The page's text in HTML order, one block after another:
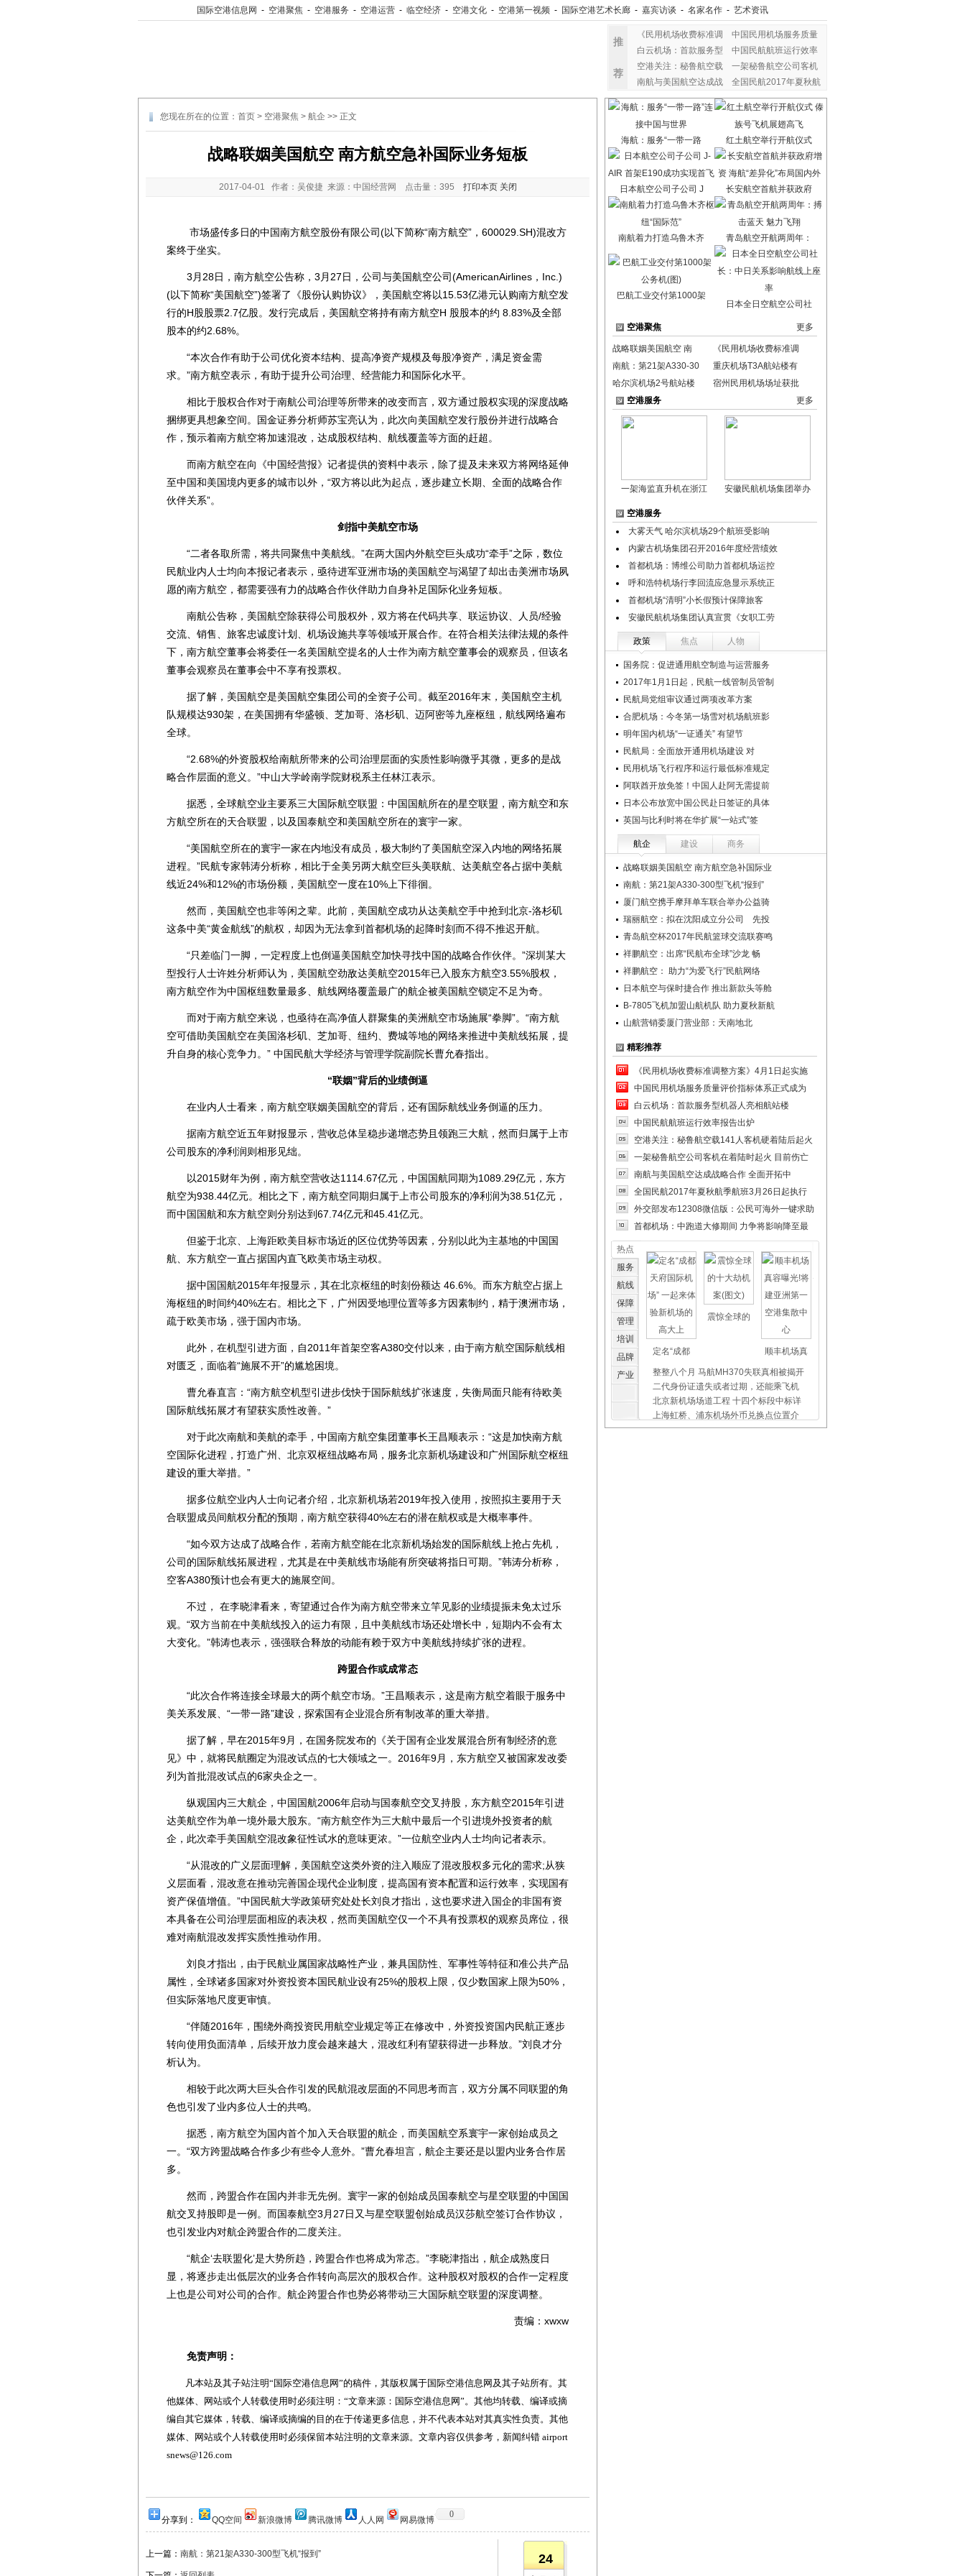
国际空港信息网 - 空港聚焦 - 空港服务 - 空港运营 - 临空经济 - 空港文化 - 空港第一视频 - 国际空港艺术长廊 - 嘉宾访谈 - 名家名作 - 艺术资讯
推
荐
《民用机场收费标准调
中国民用机场服务质量
白云机场：首款服务型
中国民航航班运行效率
空港关注：秘鲁航空载
一架秘鲁航空公司客机
南航与美国航空达成战
全国民航2017年夏秋航
您现在所在的位置： 首页 > 空港聚焦 > 航企 >> 正文
战略联姻美国航空 南方航空急补国际业务短板
2017-04-01 作者：吴俊捷 来源：中国经营网 点击量： 395 打印本页 关闭
市场盛传多日的中国南方航空股份有限公司(以下简称“南方航空”，600029.SH)混改方
案终于坐实。
3月28日，南方航空公告称，3月27日，公司与美国航空公司(AmericanAirlines，Inc.)
(以下简称“美国航空”)签署了《股份认购协议》，美国航空将以15.53亿港元认购南方航空发
行的H股股票2.7亿股。发行完成后，美国航空将持有南方航空H 股股本的约 8.83%及全部
股本的约2.68%。
“本次合作有助于公司优化资本结构、提高净资产规模及每股净资产，满足资金需
求。”南方航空表示，有助于提升公司治理、经营能力和国际化水平。
相比于股权合作对于南航公司治理等所带来的改变而言，双方通过股权实现的深度战略
捆绑更具想象空间。国金证券分析师苏宝亮认为，此次向美国航空发行股份并进行战略合
作，预示着南方航空将加速混改，达成股权结构、航线覆盖等方面的赶超。
而南方航空在向《中国经营报》记者提供的资料中表示，除了提及未来双方将网络延伸
至中国和美国境内更多的城市以外，“双方将以此为起点，逐步建立长期、全面的战略合作
伙伴关系”。
剑指中美航空市场
“二者各取所需，将共同聚焦中美航线。”在两大国内外航空巨头成功“牵手”之际，数位
民航业内人士均向本报记者表示，亟待进军亚洲市场的美国航空与渴望了却出击美洲市场夙
愿的南方航空，都需要强有力的战略合作伙伴助力自身补足国际化业务短板。
南航公告称，美国航空除获得公司股权外，双方将在代码共享、联运协议、人员/经验
交流、销售、旅客忠诚度计划、机场设施共享等领域开展合作。在符合相关法律法规的条件
下，南方航空董事会将委任一名美国航空提名的人士作为南方航空董事会的观察员，但该名
董事会观察员在董事会中不享有投票权。
据了解，美国航空是美国航空集团公司的全资子公司。截至2016年末，美国航空主机
队规模达930架，在美国拥有华盛顿、芝加哥、洛杉矶、迈阿密等九座枢纽，航线网络遍布
全球。
“2.68%的外资股权给南航所带来的公司治理层面的实质性影响微乎其微，更多的是战
略合作层面的意义。”中山大学岭南学院财税系主任林江表示。
据悉，全球航空业主要系三大国际航空联盟：中国国航所在的星空联盟，南方航空和东
方航空所在的天合联盟，以及国泰航空和美国航空所在的寰宇一家。
“美国航空所在的寰宇一家在内地没有成员，极大制约了美国航空深入内地的网络拓展
进程。”民航专家韩涛分析称，相比于全美另两大航空巨头美联航、达美航空各占据中美航
线近24%和12%的市场份额，美国航空一度在10%上下徘徊。
然而，美国航空也非等闲之辈。此前，美国航空成功从达美航空手中抢到北京-洛杉矶
这条中美“黄金航线”的航权，却因为无法拿到首都机场的起降时刻而不得不推迟开航。
“只差临门一脚，一定程度上也倒逼美国航空加快寻找中国的战略合作伙伴。”深圳某大
型投行人士许姓分析师认为，美国航空劲敌达美航空2015年已入股东方航空3.55%股权，
南方航空作为中国枢纽数量最多、航线网络覆盖最广的航企被美国航空锁定不足为奇。
而对于南方航空来说，也亟待在高净值人群聚集的美洲航空市场施展“拳脚”。“南方航
空可借助美国航空在美国洛杉矶、芝加哥、纽约、费城等地的网络来推进中美航线拓展，提
升自身的核心竞争力。” 中国民航大学经济与管理学院副院长曹允春指出。
“联姻”背后的业绩倒逼
在业内人士看来，南方航空联姻美国航空的背后，还有国际航线业务倒逼的压力。
据南方航空近五年财报显示，营收总体呈稳步递增态势且领跑三大航，然而归属于上市
公司股东的净利润则相形见绌。
以2015财年为例，南方航空营收达1114.67亿元，中国国航同期为1089.29亿元，东方
航空为938.44亿元。相比之下，南方航空同期归属于上市公司股东的净利润为38.51亿元，
而中国国航和东方航空则分别达到67.74亿元和45.41亿元。
但鉴于北京、上海距欧美目标市场近的区位优势等因素，分别以此为主基地的中国国
航、东方航空一直占据国内直飞欧美市场主动权。
据中国国航2015年年报显示，其在北京枢纽的时刻份额达 46.6%。而东方航空占据上
海枢纽的时间约40%左右。相比之下，广州因受地理位置等多方因素制约，精于澳洲市场，
疏于欧美市场，强于国内市场。
此外，在机型引进方面，自2011年首架空客A380交付以来，由于南方航空国际航线相
对匮乏，面临着“施展不开”的尴尬困境。
曹允春直言：“南方航空机型引进步伐快于国际航线扩张速度，失衡局面只能有待欧美
国际航线拓展才有望获实质性改善。”
对于此次南航和美航的牵手，中国南方航空集团董事长王昌顺表示：“这是加快南方航
空国际化进程，打造广州、北京双枢纽战略布局，服务北京新机场建设和广州国际航空枢纽
建设的重大举措。”
据多位航空业内人士向记者介绍，北京新机场若2019年投入使用，按照拟主要用于天
合联盟成员间航权分配的预期，南方航空获得40%左右的潜在航权或是大概率事件。
“如今双方达成了战略合作，若南方航空能在北京新机场始发的国际航线上抢占先机，
公司的国际航线拓展进程，尤其是在中美航线市场能有所突破将指日可期。”韩涛分析称，
空客A380预计也会有更大的施展空间。
不过， 在李晓津看来，寄望通过合作为南方航空带来立竿见影的业绩提振未免太过乐
观。“双方当前在中美航线投入的运力有限，且中美航线市场还处增长中，短期内不会有太
大变化。”韩涛也表示，强强联合释放的动能有赖于双方中美航线持续扩张的进程。
跨盟合作或成常态
“此次合作将连接全球最大的两个航空市场。”王昌顺表示，这是南方航空着眼于服务中
美关系发展、“一带一路”建设，探索国有企业混合所有制改革的重大举措。
据了解，早在2015年9月，在国务院发布的《关于国有企业发展混合所有制经济的意
见》中，就将民航圈定为混改试点的七大领域之一。2016年9月，东方航空又被国家发改委
列为首批混改试点的6家央企之一。
纵观国内三大航企，中国国航2006年启动与国泰航空交叉持股，东方航空2015年引进
达美航空作为单一境外最大股东。“南方航空作为三大航中最后一个引进境外投资者的航
企，此次牵手美国航空混改象征性试水的意味更浓。”一位航空业内人士均向记者表示。
“从混改的广义层面理解，美国航空这类外资的注入顺应了混改股权多元化的需求;从狭
义层面看，混改意在推动完善国企现代企业制度，提高国有资本配置和运行效率，实现国有
资产保值增值。”中国民航大学政策研究处处长刘良才指出，这也要求进入国企的非国有资
本具备在公司治理层面相应的表决权，然而美国航空仅一个不具有投票权的观察员席位，很
难对南航混改发挥实质性推动作用。
刘良才指出，由于民航业属国家战略性产业，兼具国防性、军事性等特征和准公共产品
属性，全球诸多国家对外资投资本国民航业设有25%的股权上限，仅少数国家上限为50%，
但实际落地尺度更审慎。
“伴随2016年，围绕外商投资民用航空业规定等正在修改中，外资投资国内民航正逐步
转向使用负面清单，后续开放力度会越来越大，混改红利有望获得进一步释放。”刘良才分
析认为。
相较于此次两大巨头合作引发的民航混改层面的不同思考而言，双方分属不同联盟的角
色也引发了业内多位人士的共鸣。
据悉，南方航空为国内首个加入天合联盟的航企，而美国航空系寰宇一家创始成员之
一。“双方跨盟战略合作多少有些令人意外。”曹允春坦言，航企主要还是以盟内业务合作居
多。
然而，跨盟合作在国内并非无先例。寰宇一家的创始成员国泰航空与星空联盟的中国国
航交叉持股即是一例。而国泰航空3月27日又与星空联盟创始成员汉莎航空签订合作协议，
也引发业内对航企跨盟合作的二度关注。
“航企‘去联盟化’是大势所趋，跨盟合作也将成为常态。”李晓津指出，航企成熟度日
显，将逐步走出低层次的业务合作转向高层次的股权合作。这种股权对股权的合作一定程度
上也是公司对公司的合作。航企跨盟合作也势必将带动三大国际航空联盟的深度调整。
责编：xwxw
免责声明：
凡本站及其子站注明“国际空港信息网”的稿件，其版权属于国际空港信息网及其子站所有。其
他媒体、网站或个人转载使用时必须注明：“文章来源：国际空港信息网”。其他均转载、编译或摘
编自其它媒体，转载、编译或摘编的目的在于传递更多信息，并不代表本站对其真实性负责。其他
媒体、网站或个人转载使用时必须保留本站注明的文章来源。文章内容仅供参考，新闻纠错 airport
snews@126.com
分享到： QQ空间 新浪微博 腾讯微博 人人网 网易微博
0
上一篇： 南航：第21架A330-300型飞机“报到” 24
海航：服务“一带一路 红土航空举行开航仪式
日本航空公司子公司 J 长安航空首航并获政府
南航着力打造乌鲁木齐 青岛航空开航两周年：
巴航工业交付第1000架
日本全日空航空公司社
空港聚焦 更多
战略联姻美国航空 南
《民用机场收费标准调
南航：第21架A330-30
重庆机场T3A航站楼有
哈尔滨机场2号航站楼
宿州民用机场场址获批
空港服务
更多
一架海监直升机在浙江 安徽民航机场集团举办
空港服务
大雾天气 哈尔滨机场29个航班受影响
内蒙古机场集团召开2016年度经营绩效
首都机场：博维公司助力首都机场运控
呼和浩特机场行李回流应急显示系统正
首都机场“清明”小长假预计保障旅客
安徽民航机场集团认真宣贯《女职工劳
政策 焦点 人物
国务院：促进通用航空制造与运营服务
2017年1月1日起，民航一线管制员管制
民航局党组审议通过两项改革方案
合肥机场：今冬第一场雪对机场航班影
明年国内机场“一证通关” 有望节
民航局：全面放开通用机场建设 对
民用机场飞行程序和运行最低标准规定
阿联酋开放免签！中国人赴阿无需提前
日本公布放宽中国公民赴日签证的具体
英国与比利时将在华扩展“一站式”签
航企 建设 商务
战略联姻美国航空 南方航空急补国际业
南航：第21架A330-300型飞机“报到”
厦门航空携手摩拜单车联合举办公益骑
瑞丽航空：拟在沈阳成立分公司 先投
青岛航空杯2017年民航篮球交流联赛鸣
祥鹏航空：出席“民航布全球”沙龙 畅
祥鹏航空： 助力“为爱飞行”民航网络
日本航空与保时捷合作 推出新款头等舱
B-7805飞机加盟山航机队 助力夏秋新航
山航营销委厦门营业部：天南地北
精彩推荐
《民用机场收费标准调整方案》4月1日起实施
中国民用机场服务质量评价指标体系正式成为
白云机场：首款服务型机器人亮相航站楼
中国民航航班运行效率报告出炉
空港关注：秘鲁航空载141人客机硬着陆后起火
一架秘鲁航空公司客机在着陆时起火 目前伤亡
南航与美国航空达成战略合作 全面开拓中
全国民航2017年夏秋航季航班3月26日起执行
外交部发布12308微信版：公民可海外一键求助
首都机场：中跑道大修期间 力争将影响降至最
热点
服务
航线
保障
管理
培训
品牌
产业
定名“成都
震惊全球的
顺丰机场真
整整八个月 马航MH370失联真相被揭开
二代身份证遗失或者过期，还能乘飞机
北京新机场场道工程 十四个标段中标详
上海虹桥、浦东机场外币兑换点位置介
杭州未来科技城开通机场巴士